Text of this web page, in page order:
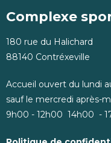
Complexe
180 rue du Halichard
88140 Contréxeville
Accueil ouvert du lundi
sauf le mercredi après-
9h00 - 12h00 14h00 -